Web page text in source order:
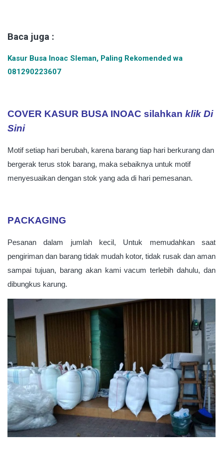
Baca juga :
Kasur Busa Inoac Sleman, Paling Rekomended wa
081290223607
COVER KASUR BUSA INOAC silahkan klik Di
Sini
Motif setiap hari berubah, karena barang tiap hari berkurang dan
bergerak terus stok barang, maka sebaiknya untuk motif
menyesuaikan dengan stok yang ada di hari pemesanan.
PACKAGING
Pesanan dalam jumlah kecil, Untuk memudahkan saat
pengiriman dan barang tidak mudah kotor, tidak rusak dan aman
sampai tujuan, barang akan kami vacum terlebih dahulu, dan
dibungkus karung.